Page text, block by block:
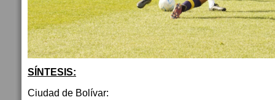
SÍNTESIS:
Ciudad de Bolívar: